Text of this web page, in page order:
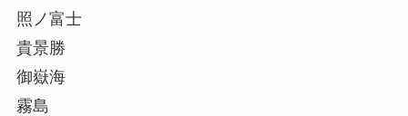
照ノ富士
貴景勝
御嶽海
霧島